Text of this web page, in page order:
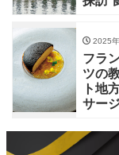
2025
フラ
ツの
ト地
サー